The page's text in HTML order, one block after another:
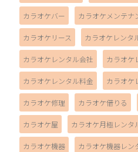
カラオケバー カラオケメンテナ
カラオケリース カラオケレンタ
カラオケレンタル会社 カラオケ
カラオケレンタル料金 カラオケ
カラオケ修理 カラオケ借りる
カラオケ屋 カラオケ月極レンタ
カラオケ機器 カラオケ機器レン